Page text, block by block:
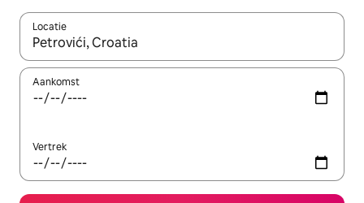
Locatie
Wanneer er resultaten beschikbaar zijn, maak je een keuze
Aankomst
Vertrek